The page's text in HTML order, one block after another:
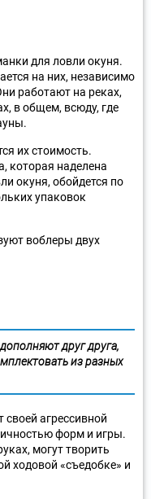
для ловли окуня.
на них, независимо
работают на реках,
в общем, всюду, где
их стоимость.
которая наделена
окуня, обойдется по
упаковок
воблеры двух
друг друга,
из разных
агрессивной
форм и игры.
могут творить
ходовой «съедобке» и